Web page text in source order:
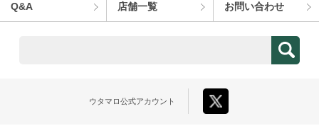
Q&A 店舗⼀覧 お問い合わせ
ウタマロ公式アカウント